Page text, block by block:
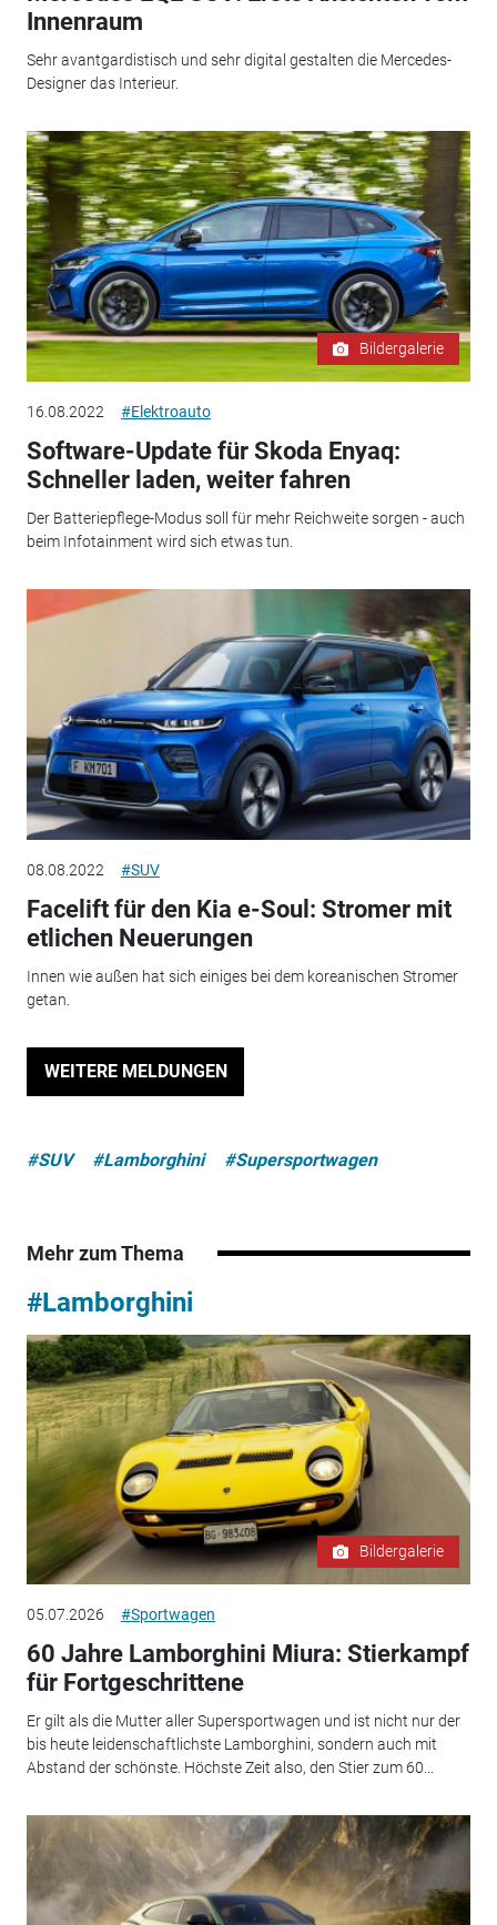
Innenraum
Sehr avantgardistisch und sehr digital gestalten die Mercedes-
Designer das Interieur.
Bildergalerie
16.08.2022 #Elektroauto
Software-Update für Skoda Enyaq:
Schneller laden, weiter fahren
Der Batteriepflege-Modus soll für mehr Reichweite sorgen - auch
beim Infotainment wird sich etwas tun.
08.08.2022 #SUV
Facelift für den Kia e-Soul: Stromer mit
etlichen Neuerungen
Innen wie außen hat sich einiges bei dem koreanischen Stromer
getan.
WEITERE MELDUNGEN
#SUV #Lamborghini #Supersportwagen
Mehr zum Thema
#Lamborghini
Bildergalerie
05.07.2026 #Sportwagen
60 Jahre Lamborghini Miura: Stierkampf
für Fortgeschrittene
Er gilt als die Mutter aller Supersportwagen und ist nicht nur der
bis heute leidenschaftlichste Lamborghini, sondern auch mit
Abstand der schönste. Höchste Zeit also, den Stier zum 60...